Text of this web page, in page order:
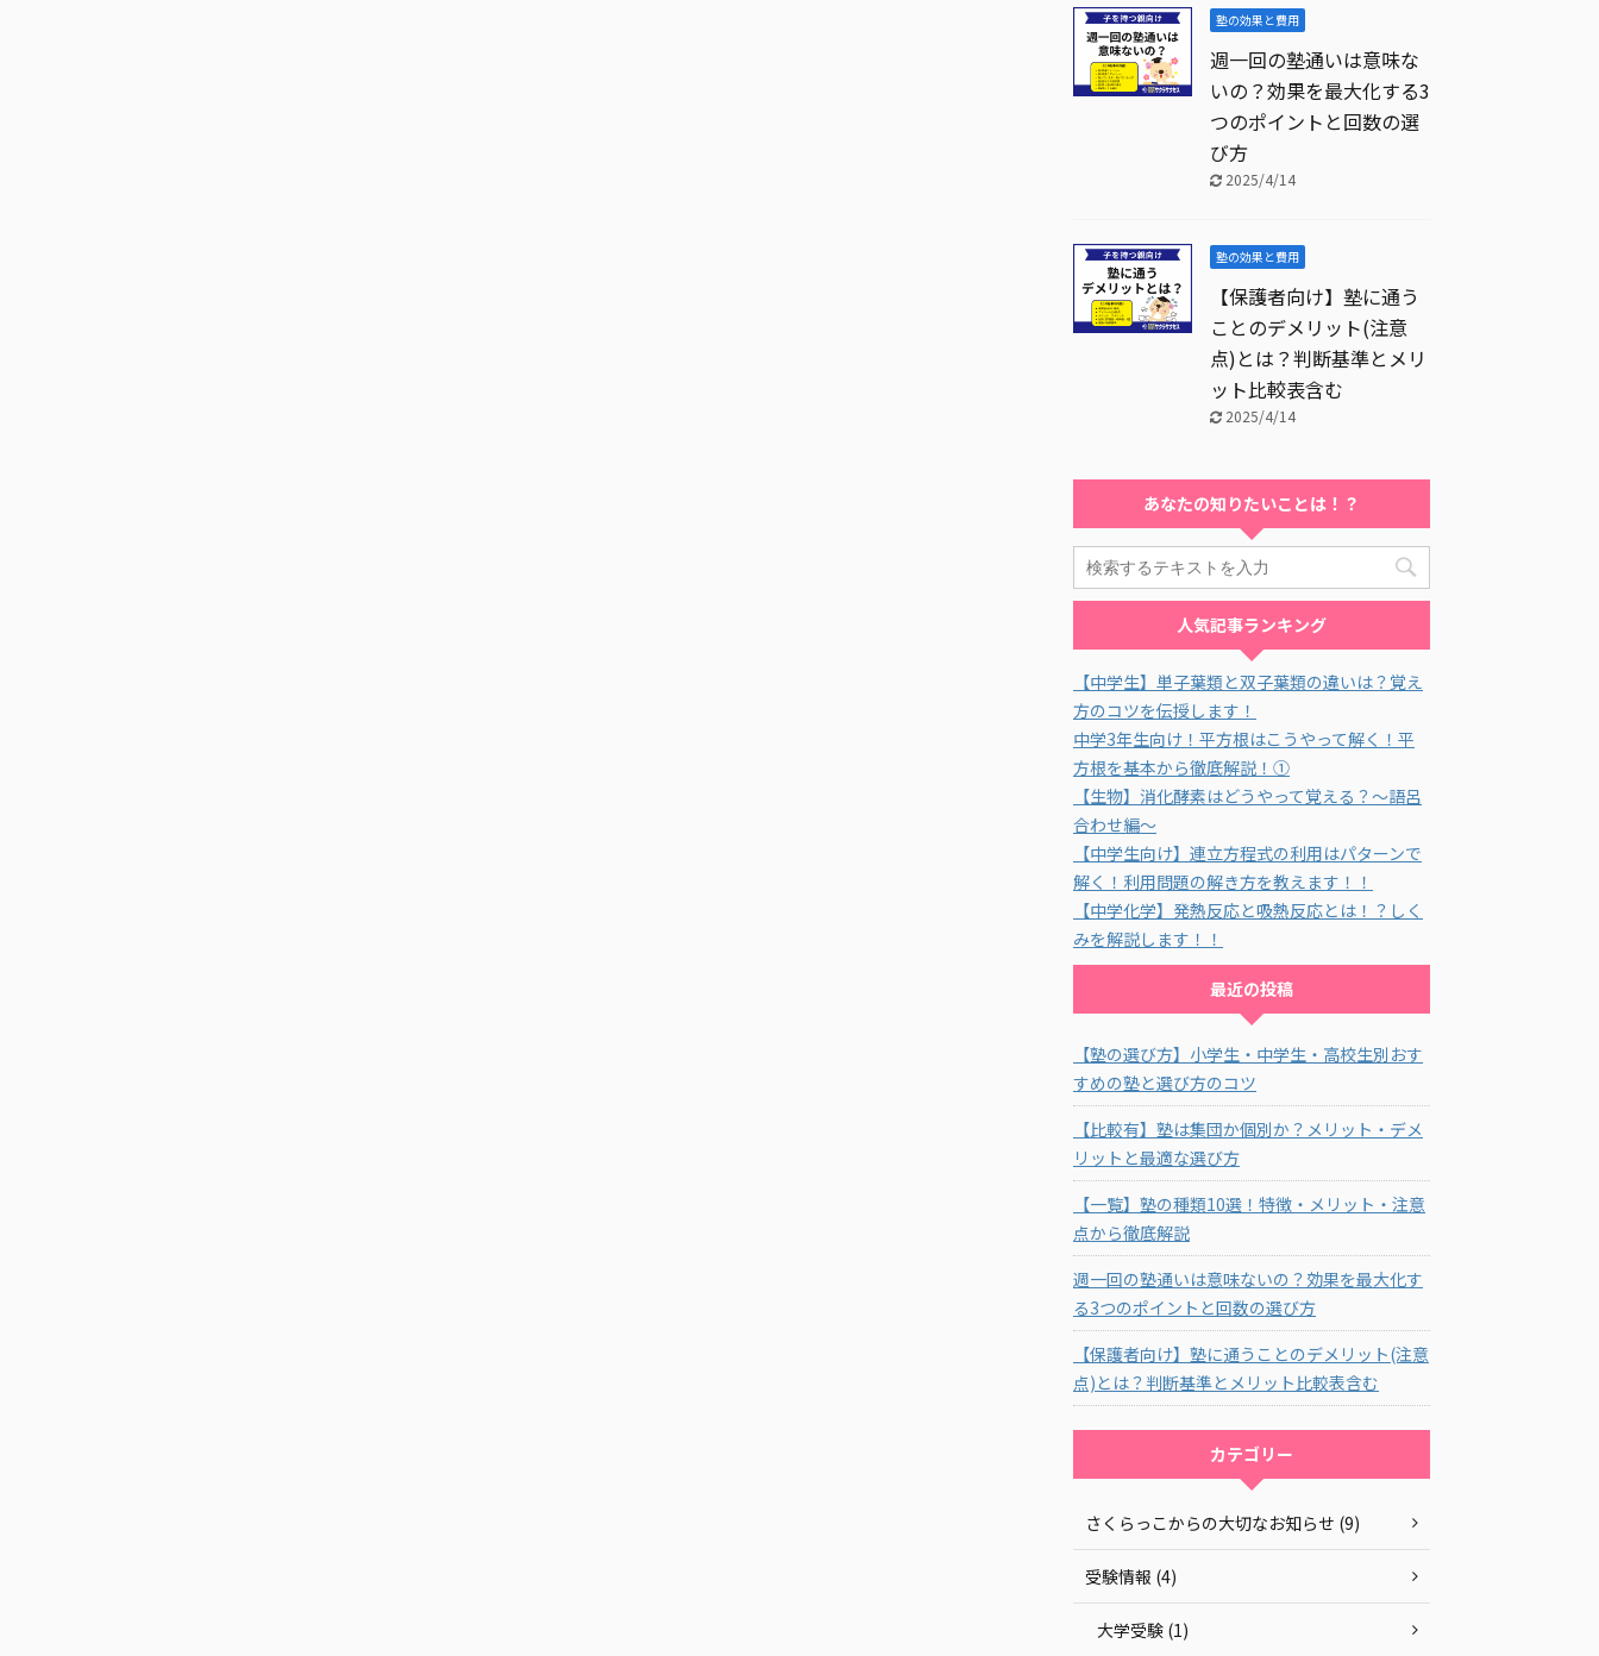
塾の効果と費用
週一回の塾通いは意味な
いの？効果を最大化する3
つのポイントと回数の選
び方
2025/4/14
塾の効果と費用
【保護者向け】塾に通う
ことのデメリット(注意
点)とは？判断基準とメリ
ット比較表含む
2025/4/14
あなたの知りたいことは！？
人気記事ランキング
【中学生】単子葉類と双子葉類の違いは？覚え
方のコツを伝授します！
中学3年生向け！平方根はこうやって解く！平
方根を基本から徹底解説！①
【生物】消化酵素はどうやって覚える？～語呂
合わせ編～
【中学生向け】連立方程式の利用はパターンで
解く！利用問題の解き方を教えます！！
【中学化学】発熱反応と吸熱反応とは！？しく
みを解説します！！
最近の投稿
【塾の選び方】小学生・中学生・高校生別おす
すめの塾と選び方のコツ
【比較有】塾は集団か個別か？メリット・デメ
リットと最適な選び方
【一覧】塾の種類10選！特徴・メリット・注意
点から徹底解説
週一回の塾通いは意味ないの？効果を最大化す
る3つのポイントと回数の選び方
【保護者向け】塾に通うことのデメリット(注意
点)とは？判断基準とメリット比較表含む
カテゴリー
さくらっこからの大切なお知らせ (9)
受験情報 (4)
大学受験 (1)